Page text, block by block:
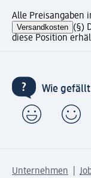
Alle Preisangaben
Versandkosten (§)
diese Position
Wie gefällt
Unternehmen